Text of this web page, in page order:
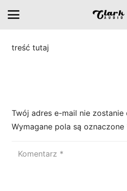
treść tutaj
Twój adres e-mail nie zostanie
Wymagane pola są oznaczone